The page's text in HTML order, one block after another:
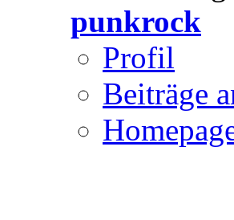
punkrock
Profil
Beiträge